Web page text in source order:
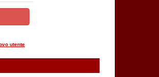
utente